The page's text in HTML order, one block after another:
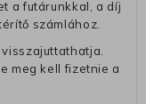
a futárunkkal, a díj
számlához.
meg kell fizetnie a